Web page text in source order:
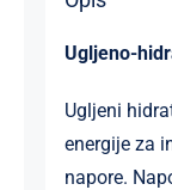
Ugljeno-
Ugljeni
energije za
napore.